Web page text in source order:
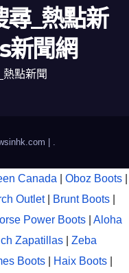
尋_熱點新
聞網
點新聞
|
Canada Oboz Boots
Outlet Brunt Boots
Power Boots
Aloha
Zapatillas
Zeba
Boots Haix Boots